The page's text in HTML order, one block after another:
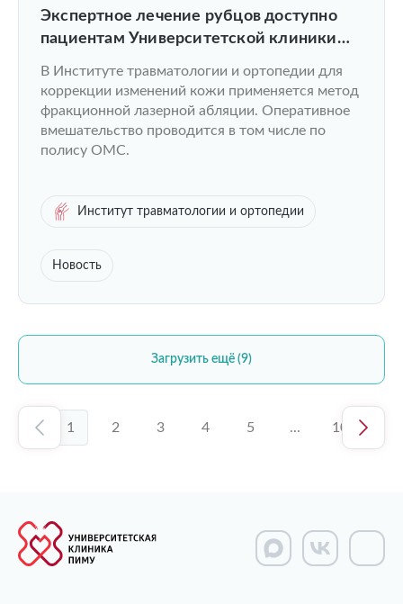
Экспертное лечение рубцов доступно
пациентам Университетской клиники
В Институте травматологии и ортопедии для
коррекции изменений кожи применяется метод
фракционной лазерной абляции. Оперативное
вмешательство проводится в том числе по
полису ОМС.
Институт травматологии и ортопедии
Новость
Загрузить ещё (9)
1 2 3 4 5 ... 10